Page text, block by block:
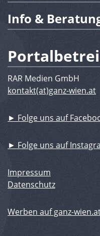
Info &
RAR Medien GmbH
kontakt(at)ganz-wien.at
► Folge uns auf
► Folge uns auf
Impressum
Datenschutz
Werben auf ganz-